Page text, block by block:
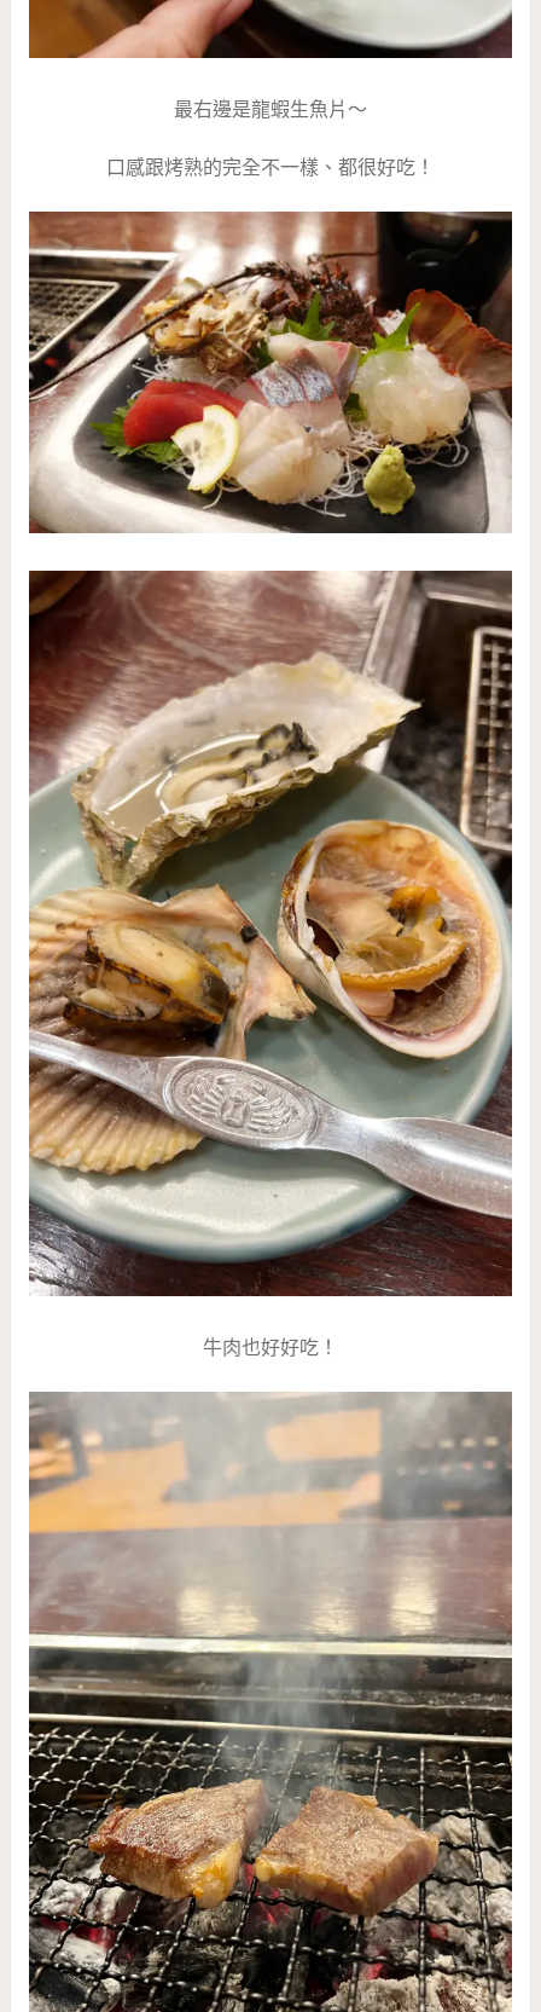
最右邊是龍蝦生魚片～
口感跟烤熟的完全不一樣、都很好吃！
牛肉也好好吃！